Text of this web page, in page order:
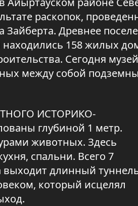
раскопок,
Зайберта. Древнее
находились 158 жилых
Сегодня музей
между собой
ИСТОРИКО-
глубиной 1 метр.
животных. Здесь
спальни. Всего 7
длинный
который исцелял